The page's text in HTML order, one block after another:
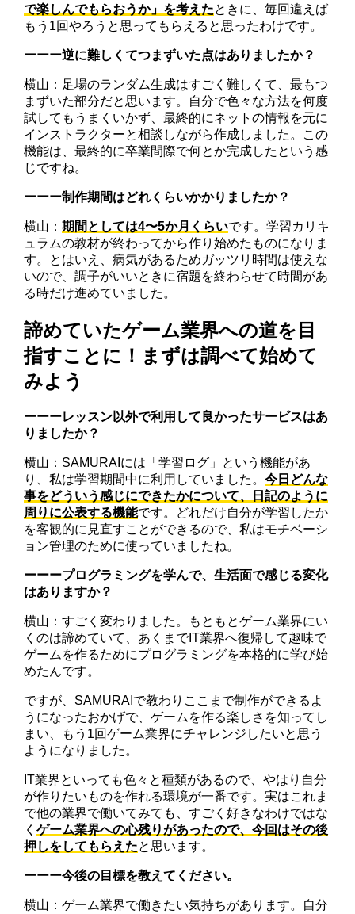
で楽しんでもらおうか」を考えたときに、毎回違えば
もう1回やろうと思ってもらえると思ったわけです。
ーーー逆に難しくてつまずいた点はありましたか？
横山：足場のランダム生成はすごく難しくて、最もつ
まずいた部分だと思います。自分で色々な方法を何度
試してもうまくいかず、最終的にネットの情報を元に
インストラクターと相談しながら作成しました。この
機能は、最終的に卒業間際で何とか完成したという感
じですね。
ーーー制作期間はどれくらいかかりましたか？
横山：期間としては4〜5か月くらいです。学習カリキ
ュラムの教材が終わってから作り始めたものになりま
す。とはいえ、病気があるためガッツリ時間は使えな
いので、調子がいいときに宿題を終わらせて時間があ
る時だけ進めていました。
諦めていたゲーム業界への道を目
指すことに！まずは調べて始めて
みよう
ーーーレッスン以外で利用して良かったサービスはあ
りましたか？
横山：SAMURAIには「学習ログ」という機能があ
り、私は学習期間中に利用していました。今日どんな
事をどういう感じにできたかについて、日記のように
周りに公表する機能です。どれだけ自分が学習したか
を客観的に見直すことができるので、私はモチベーシ
ョン管理のために使っていましたね。
ーーープログラミングを学んで、生活面で感じる変化
はありますか？
横山：すごく変わりました。もともとゲーム業界にい
くのは諦めていて、あくまでIT業界へ復帰して趣味で
ゲームを作るためにプログラミングを本格的に学び始
めたんです。
ですが、SAMURAIで教わりここまで制作ができるよ
うになったおかげで、ゲームを作る楽しさを知ってし
まい、もう1回ゲーム業界にチャレンジしたいと思う
ようになりました。
IT業界といっても色々と種類があるので、やはり自分
が作りたいものを作れる環境が一番です。実はこれま
で他の業界で働いてみても、すごく好きなわけではな
くゲーム業界への心残りがあったので、今回はその後
押しをしてもらえたと思います。
ーーー今後の目標を教えてください。
横山：ゲーム業界で働きたい気持ちがあります。自分